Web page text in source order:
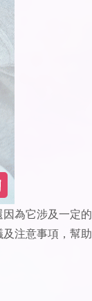
為它涉及一定的
注意事項，幫助